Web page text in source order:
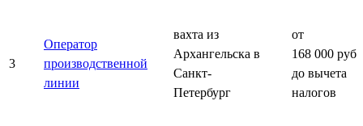
3
Оператор
производственной
линии
вахта из
Архангельска в
Санкт-
Петербург
от
168 000 руб.
до вычета
налогов